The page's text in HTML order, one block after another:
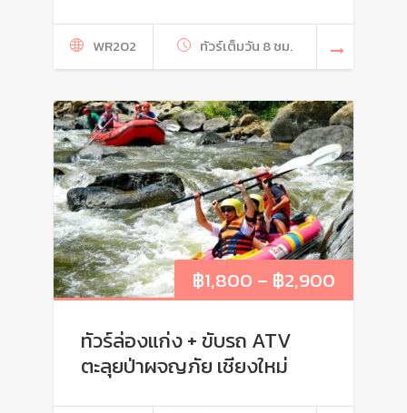
WR202 ทัวร์เต็มวัน 8 ชม.
฿1,800 – ฿2,900
ทัวร์ล่องแก่ง + ขับรถ ATV
ตะลุยป่าผจญภัย เชียงใหม่